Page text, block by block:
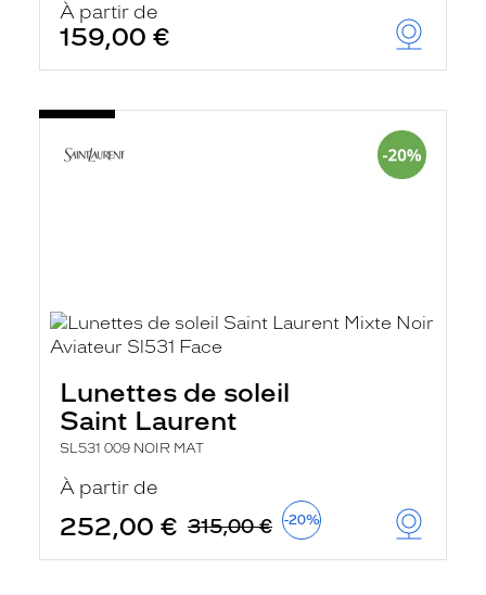
À partir de
159,00 €
Lunettes de soleil
Saint Laurent
SL531 009 NOIR MAT
À partir de
252,00 € 315,00 € -20%